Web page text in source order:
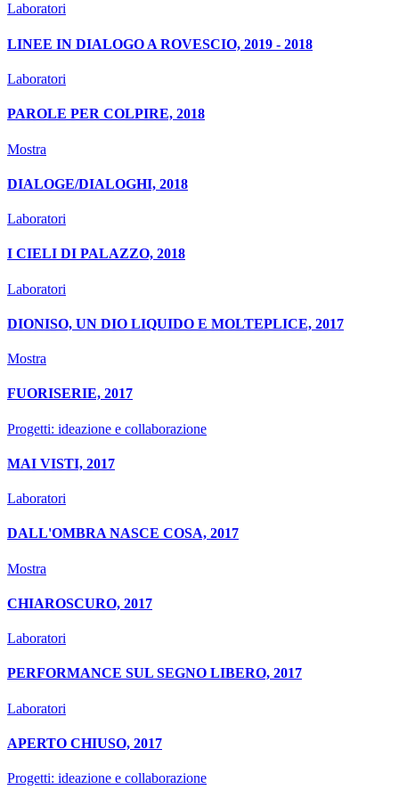
Laboratori
LINEE IN DIALOGO A ROVESCIO, 2019 - 2018
Laboratori
PAROLE PER COLPIRE, 2018
Mostra
DIALOGE/DIALOGHI, 2018
Laboratori
I CIELI DI PALAZZO, 2018
Laboratori
DIONISO, UN DIO LIQUIDO E MOLTEPLICE, 2017
Mostra
FUORISERIE, 2017
Progetti: ideazione e collaborazione
MAI VISTI, 2017
Laboratori
DALL'OMBRA NASCE COSA, 2017
Mostra
CHIAROSCURO, 2017
Laboratori
PERFORMANCE SUL SEGNO LIBERO, 2017
Laboratori
APERTO CHIUSO, 2017
Progetti: ideazione e collaborazione